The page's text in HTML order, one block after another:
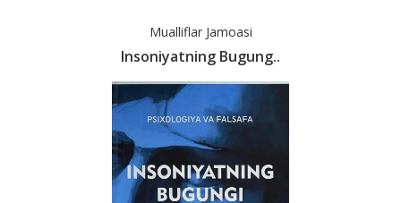
Mualliflar Jamoasi
Insoniyatning Bugung..